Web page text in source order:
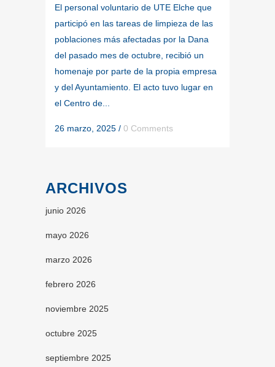
El personal voluntario de UTE Elche que
participó en las tareas de limpieza de las
poblaciones más afectadas por la Dana
del pasado mes de octubre, recibió un
homenaje por parte de la propia empresa
y del Ayuntamiento. El acto tuvo lugar en
el Centro de...
26 marzo, 2025 / 0 Comments
ARCHIVOS
junio 2026
mayo 2026
marzo 2026
febrero 2026
noviembre 2025
octubre 2025
septiembre 2025